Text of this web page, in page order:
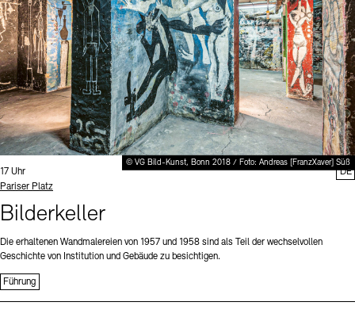
© VG Bild-Kunst, Bonn 2018 / Foto: Andreas [FranzXaver] Süß
Uhrzeit:
17 Uhr
Standort
Pariser Platz
Bilderkeller
Die erhaltenen Wandmalereien von 1957 und 1958 sind als Teil der wechselvollen
Geschichte von Institution und Gebäude zu besichtigen.
Führung
DE